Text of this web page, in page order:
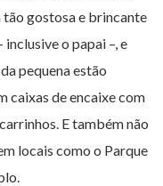
tão gostosa e brincante
o papai –, e
pequena estão
caixas de encaixe com
E também não
locais como o Parque